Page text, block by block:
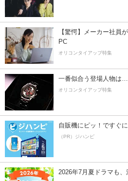
【驚愕】メーカー社員
PC
オリコンタイアップ特集
一番似合う登場人物は
オリコンタイアップ特集
自販機にピッ！ですぐ
（PR）ジハンピ
2026年7月夏ドラマも